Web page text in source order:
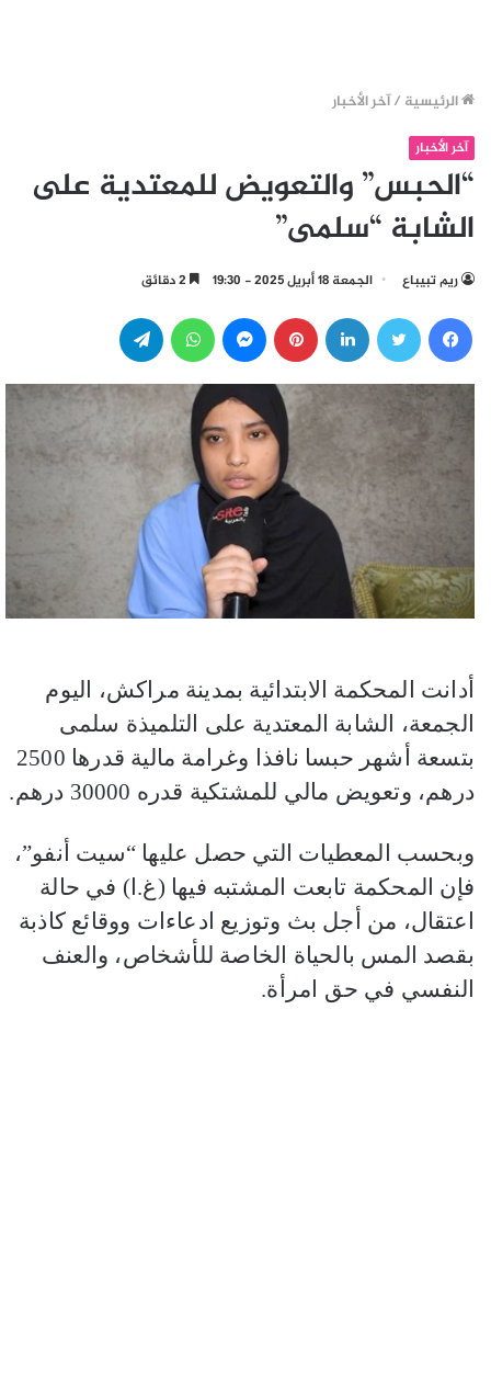
الرئيسية /آخر الأخبار
آخر الأخبار
“الحبس” والتعويض للمعتدية على
الشابة “سلمى”
ريم تبيباع الجمعة 18 أبريل 2025 - 19:30
أدانت المحكمة الابتدائية بمدينة مراكش، اليوم
الجمعة، الشابة المعتدية على التلميذة سلمى
بتسعة أشهر حبسا نافذا وغرامة مالية قدرها 2500
درهم، وتعويض مالي للمشتكية قدره 30000 درهم.
وبحسب المعطيات التي حصل عليها “سيت أنفو”،
فإن المحكمة تابعت المشتبه فيها (غ.ا) في حالة
اعتقال، من أجل بث وتوزيع ادعاءات ووقائع كاذبة
بقصد المس بالحياة الخاصة للأشخاص، والعنف
النفسي في حق امرأة.